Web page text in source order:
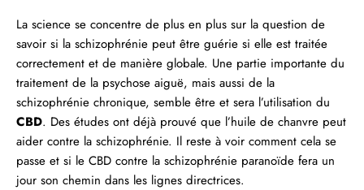
La science se concentre de plus en plus sur la question de
savoir si la schizophrénie peut être guérie si elle est traitée
correctement et de manière globale. Une partie importante du
traitement de la psychose aiguë, mais aussi de la
schizophrénie chronique, semble être et sera l’utilisation du
CBD. Des études ont déjà prouvé que l’huile de chanvre peut
aider contre la schizophrénie. Il reste à voir comment cela se
passe et si le CBD contre la schizophrénie paranoïde fera un
jour son chemin dans les lignes directrices.